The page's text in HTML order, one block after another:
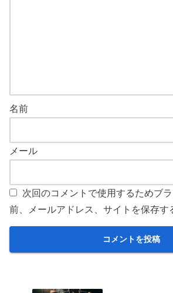
名前
メール
次回のコメントで使用するためブ
前、メールアドレス、サイトを保存す